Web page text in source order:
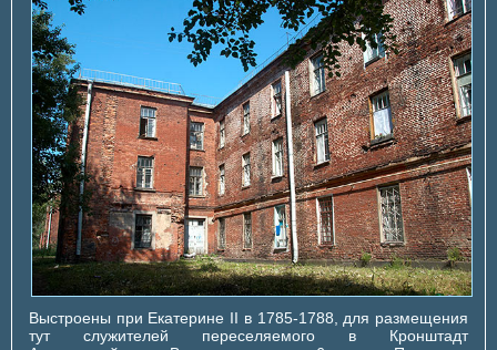
Выстроены при Екатерине II в 1785-1788, для размещения
тут служителей переселяемого в Кронштадт